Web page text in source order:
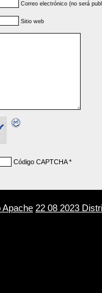
Correo electrónico (no será
Sitio web
Código CAPTCHA*
Apache 22 08 2023